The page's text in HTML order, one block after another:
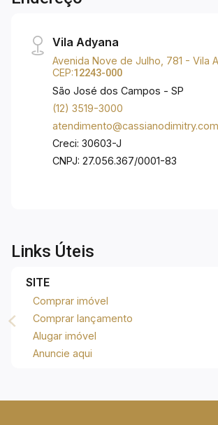
Colinas. Próximo ao @poliedro
@materdei, concessionárias @audi
@landrover restaurantes e hotéis.
Vila Adyana
Avenida Nove de Julho, 781 - Vila
CEP:12243-000
São José dos Campos - SP
(12) 3519-3000
Creci: 30603-J
CNPJ: 27.056.367/0001-83
Links Úteis
SITE
Comprar imóvel
Comprar lançamento
Alugar imóvel
Anuncie aqui